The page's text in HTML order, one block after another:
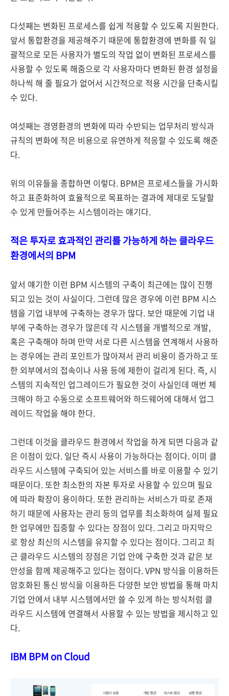
다섯째는 변화된 프로세스를 쉽게 적용할 수 있도록 지원한다.
앞서 통합환경을 제공해주기 때문에 통합환경에 변화를 줘 일
괄적으로 모든 사용자가 별도의 작업 없이 변화된 프로세스를
사용할 수 있도록 해줌으로 각 사용자마다 변화된 환경 설정을
하나씩 해 줄 필요가 없어서 시간적으로 적용 시간을 단축시킬
수 있다.
여섯째는 경영환경의 변화에 따라 수반되는 업무처리 방식과
규칙의 변화에 적은 비용으로 유연하게 적응할 수 있도록 해준
다.
위의 이유들을 종합하면 이렇다. BPM은 프로세스들을 가시화
하고 표준화하여 효율적으로 목표하는 결과에 제대로 도달할
수 있게 만들어주는 시스템이라는 얘기다.
적은 투자로 효과적인 관리를 가능하게 하는 클라우드
환경에서의 BPM
앞서 얘기한 이런 BPM 시스템의 구축이 최근에는 많이 진행
되고 있는 것이 사실이다. 그런데 많은 경우에 이런 BPM 시스
템을 기업 내부에 구축하는 경우가 많다. 보안 때문에 기업 내
부에 구축하는 경우가 많은데 각 시스템을 개별적으로 개발,
혹은 구축해야 하며 만약 서로 다른 시스템을 연계해서 사용하
는 경우에는 관리 포인트가 많아져서 관리 비용이 증가하고 또
한 외부에서의 접속이나 사용 등에 제한이 걸리게 된다. 즉, 시
스템의 지속적인 업그레이드가 필요한 것이 사실인데 매번 체
크해야 하고 수동으로 소프트웨어와 하드웨어에 대해서 업그
레이드 작업을 해야 한다.
그런데 이것을 클라우드 환경에서 작업을 하게 되면 다음과 같
은 이점이 있다. 일단 즉시 사용이 가능하다는 점이다. 이미 클
라우드 시스템에 구축되어 있는 서비스를 바로 이용할 수 있기
때문이다. 또한 최소한의 자본 투자로 사용할 수 있으며 필요
에 따라 확장이 용이하다. 또한 관리하는 서비스가 따로 존재
하기 때문에 사용자는 관리 등의 업무를 최소화하여 실제 필요
한 업무에만 집중할 수 있다는 장점이 있다. 그리고 마지막으
로 항상 최신의 시스템을 유지할 수 있다는 점이다. 그리고 최
근 클라우드 시스템의 장점은 기업 안에 구축한 것과 같은 보
안성을 함께 제공해주고 있다는 점이다. VPN 방식을 이용하든
암호화된 통신 방식을 이용하든 다양한 보안 방법을 통해 마치
기업 안에서 내부 시스템에서만 쓸 수 있게 하는 방식처럼 클
라우드 시스템에 연결해서 사용할 수 있는 방법을 제시하고 있
다.
IBM BPM on Cloud